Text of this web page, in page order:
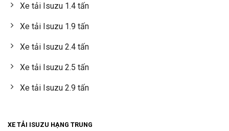
Xe tải Isuzu 1.4 tấn
Xe tải Isuzu 1.9 tấn
Xe tải Isuzu 2.4 tấn
Xe tải Isuzu 2.5 tấn
Xe tải Isuzu 2.9 tấn
XE TẢI ISUZU HẠNG TRUNG